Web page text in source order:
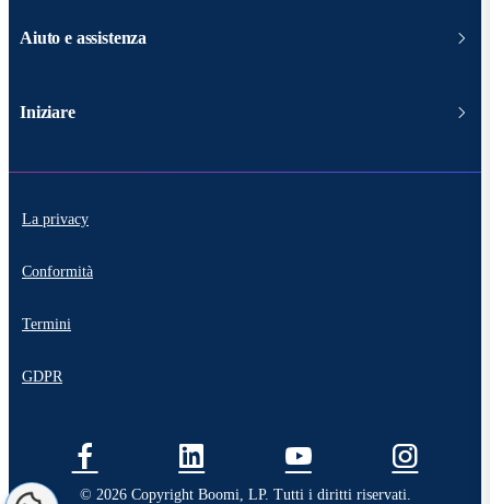
Aiuto e assistenza
Iniziare
La privacy
Conformità
Termini
GDPR
© 2026 Copyright Boomi, LP. Tutti i diritti riservati.